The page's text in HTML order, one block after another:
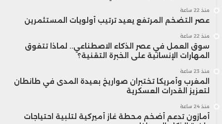
منذ 22 ساعة
عصر التضخم المرتفع يعيد ترتيب أولويات المستثمرين
منذ 22 ساعة
سوق العمل في عصر الذكاء الاصطناعي.. لماذا تتفوق
المهارات الإنسانية على الخبرة التقنية؟
منذ 23 ساعة
المغرب وأمريكا تختبران صواريخ بعيدة المدى في طانطان
لتعزيز القدرات العسكرية
منذ 24 ساعة
أمازون تدعم أضخم محطة غاز أميركية لتلبية احتياجات